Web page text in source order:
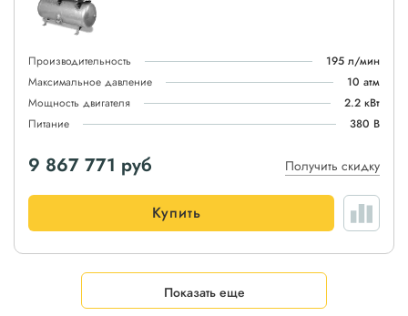
Производительность
195 л/мин
Максимальное давление
10 атм
Мощность двигателя
2.2 кВт
Питание
380 В
9 867 771 руб Получить скидку
Купить
Показать еще